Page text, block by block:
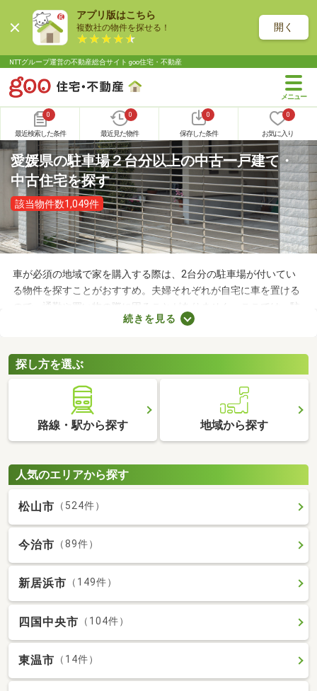
アプリ版はこちら
複数社の物件を探せる！ 開く
NTTグループ運営の不動産総合サイト goo住宅・不動産
0
最近検索した条件
0
最近見た物件
0
保存した条件
0
お気に入り
愛媛県の駐車場２台分以上の中古一戸建て・
中古住宅を探す
該当物件数1,049件
車が必須の地域で家を購入する際は、2台分の駐車場が付いてい
る物件を探すことがおすすめ。夫婦それぞれが自宅に車を置ける
ので、通勤や買い物の際に困ることがありません。ここでは、駐
車場2台分以上を備えている中古の一戸建てを紹介します。物件
トをチェックしましょう。
続きを見る
探し方を選ぶ
路線・駅から探す 地域から探す
人気のエリアから探す
松山市 （524件）
今治市 （89件）
新居浜市 （149件）
四国中央市 （104件）
東温市 （14件）